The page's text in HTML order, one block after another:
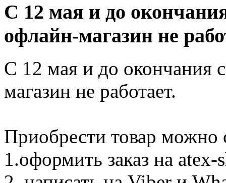
С 12 мая и до
офлайн-магазин не
С 12 мая и до окончания
магазин не работает.
Приобрести товар
1.оформить заказ на